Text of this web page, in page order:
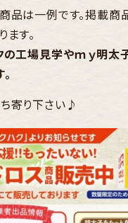
品は一例です。掲載商
す。
の工場見学やｍｙ明太
寄り下さい♪